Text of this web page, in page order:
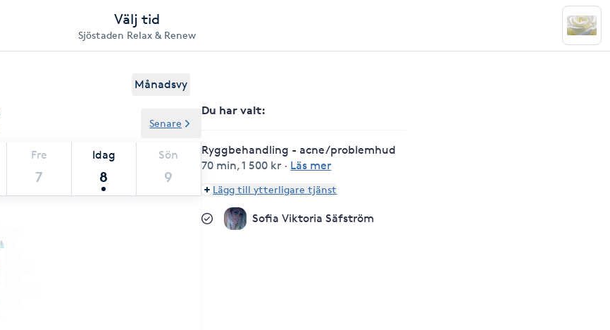
Välj tid
Sjöstaden Relax & Renew
Månadsvy
Fre
7
Idag
8
Sön
9
Senare
Du har valt:
Ryggbehandling - acne/problemhud
70 min,1 500 kr · Läs mer
Lägg till ytterligare tjänst
Sofia Viktoria Säfström